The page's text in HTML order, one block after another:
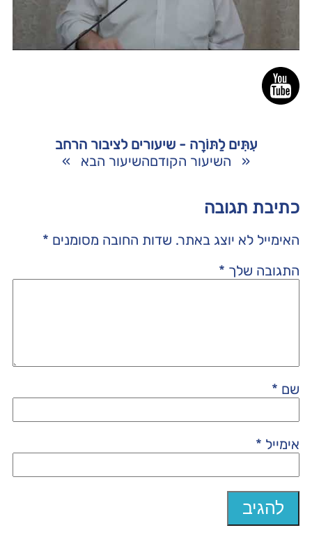
עִתִּים לַתּוֹרָה - שיעורים לציבור הרחב
« השיעור הקודםהשיעור הבא »
כתיבת תגובה
האימייל לא יוצג באתר. שדות החובה מסומנים *
התגובה שלך *
שם *
אימייל *